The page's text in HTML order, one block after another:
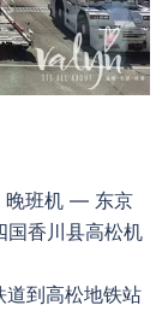
晚班机 — 东京
香川县高松机
道到高松地铁站